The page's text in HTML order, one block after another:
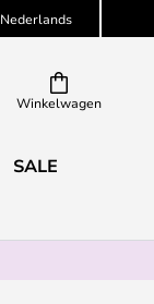
Nederlands
Winkelwagen
SALE